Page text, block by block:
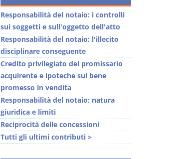
Responsabilità del notaio: i controlli
sui soggetti e sull'oggetto dell'atto
Responsabilità del notaio: l'illecito
disciplinare conseguente
Credito privilegiato del promissario
acquirente e ipoteche sul bene
promesso in vendita
Responsabilità del notaio: natura
giuridica e limiti
Reciprocità delle concessioni
Tutti gli ultimi contributi >